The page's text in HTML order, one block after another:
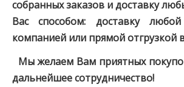
собранных заказов и доставку
Вас способом: доставку любой
компанией или прямой отгрузкой
Мы желаем Вам приятных
дальнейшее сотрудничество!